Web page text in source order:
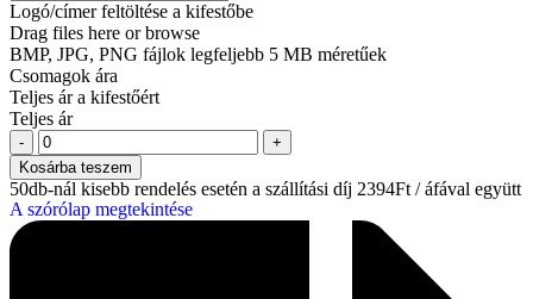
Logó/címer feltöltése a kifestőbe
Drag files here orbrowse
BMP, JPG, PNG fájlok legfeljebb 5 MB méretűek
Csomagok ára
Teljes ár a kifestőért
Teljes ár
Kosárba teszem
50db-nál kisebb rendelés esetén a szállítási díj 2394Ft / áfával együtt
A szórólap megtekintése